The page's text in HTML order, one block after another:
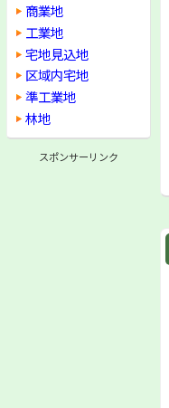
商業地
工業地
宅地見込地
区域内宅地
準工業地
林地
スポンサーリンク